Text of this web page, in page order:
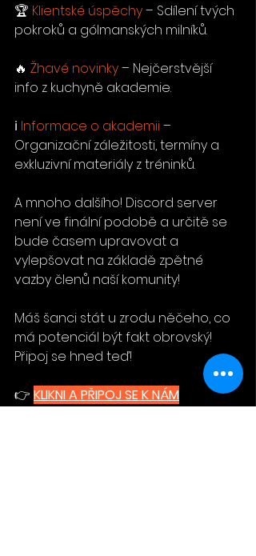
🏆 Klientské úspěchy – Sdílení tvých
pokroků a gólmanských milníků.
🔥 Žhavé novinky – Nejčerstvější
info z kuchyně akademie.
ℹ️ Informace o akademii –
Organizační záležitosti, termíny a
exkluzivní materiály z tréninků.
A mnoho dalšího! Discord server
není ve finální podobě a určitě se
bude časem upravovat a
vylepšovat na základě zpětné
vazby členů naší komunity!
Máš šanci stát u zrodu něčeho, co
má potenciál být fakt obrovský!
Připoj se hned teď!
👉 KLIKNI A PŘIPOJ SE K NÁM